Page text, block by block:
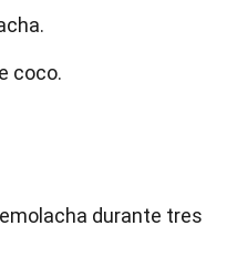
coco.
durante tres